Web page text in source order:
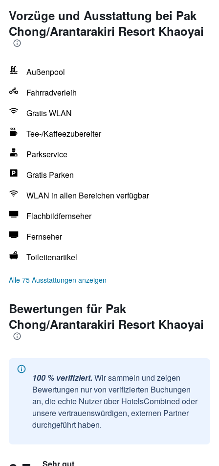
Vorzüge und Ausstattung bei Pak
Chong/Arantarakiri Resort Khaoyai
Außenpool
Fahrradverleih
Gratis WLAN
Tee-/Kaffeezubereiter
Parkservice
Gratis Parken
WLAN in allen Bereichen verfügbar
Flachbildfernseher
Fernseher
Toilettenartikel
Alle 75 Ausstattungen anzeigen
Bewertungen für Pak
Chong/Arantarakiri Resort Khaoyai
100 % verifiziert. Wir sammeln und zeigen
Bewertungen nur von verifizierten Buchungen
an, die echte Nutzer über HotelsCombined oder
unsere vertrauenswürdigen, externen Partner
durchgeführt haben.